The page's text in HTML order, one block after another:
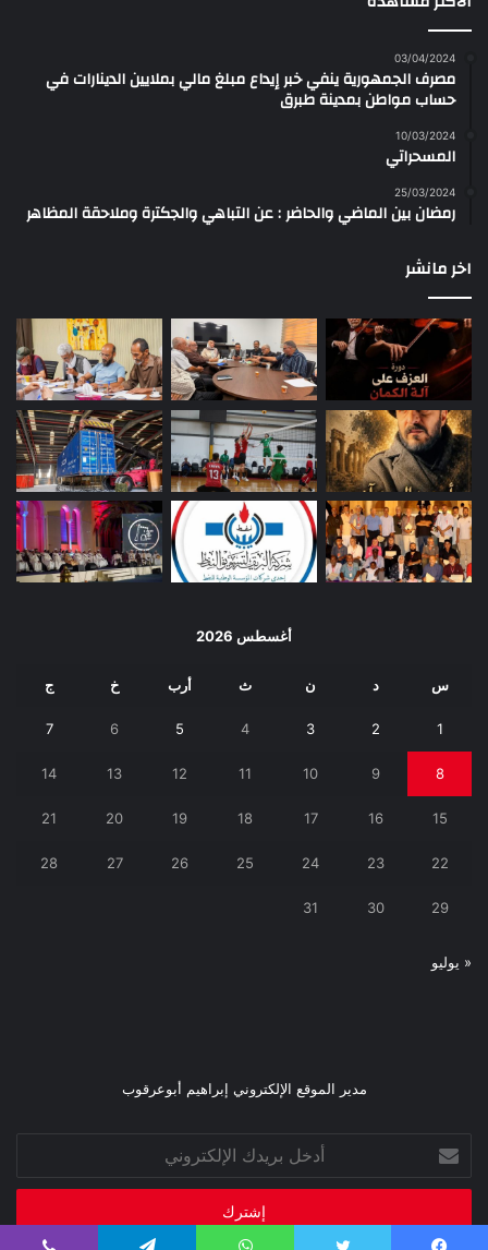
03/04/2024
مصرف الجمهورية ينفي خبر إيداع مبلغ مالي بملايين الدينارات في
حساب مواطن بمدينة طبرق
10/03/2024
المسحراتي
25/03/2024
رمضان بين الماضي والحاضر : عن التباهي والجكترة وملاحقة المظاهر
اخر مانشر
أغسطس 2026
س د ن ث أرب خ ج
1
2
3
4
5
6
7
8
9
10
11
12
13
14
15
16
17
18
19
20
21
22
23
24
25
26
27
28
29
30
31
« يوليو
مدير الموقع الإلكتروني إبراهيم أبوعرقوب
أدخل
بريدك
الإلكتروني